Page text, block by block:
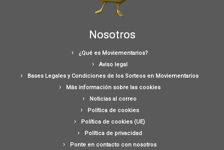
Nosotros
¿Qué es Moviementarios?
Aviso legal
Bases Legales y Condiciones de los Sorteos en Moviementarios
Más información sobre las cookies
Noticias al correo
Política de cookies
Política de cookies (UE)
Política de privacidad
Ponte en contacto con nosotros